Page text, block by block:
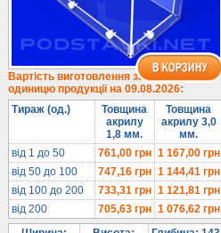
Під посуд
Під поліграфію
Навісні кишені
Менюхолдери
Під мобільні
Під біжутерію
Гірки та подіуми
Під косметику
Вартість виготовлення за
одиницю продукції на 09.08.2026:
Тираж (од.)
Товщина
акрилу
1,8 мм.
Товщина
акрилу 3,0
мм.
від 1 до 50
761,00грн 1 167,00грн
від 50 до 100
747,16грн 1 144,41грн
від 100 до 200
733,31грн 1 121,81грн
від 200
705,63грн 1 076,62грн